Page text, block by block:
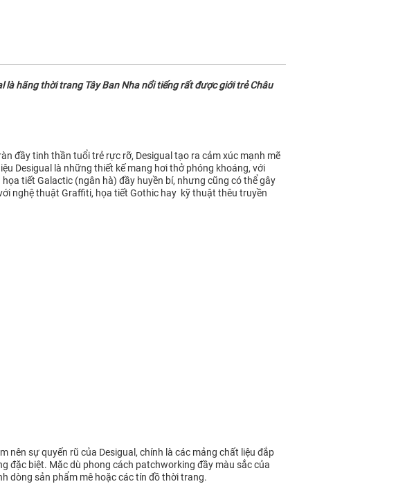
hãng thời trang Tây Ban Nha nổi tiếng rất được giới trẻ Châu
đầy tinh thần tuổi trẻ rực rỡ, Desigual tạo ra cảm xúc mạnh mẽ
Desigual là những thiết kế mang hơi thở phóng khoáng, với
tiết Galactic (ngân hà) đầy huyền bí, nhưng cũng có thể gây
nghệ thuật Graffiti, họa tiết Gothic hay kỹ thuật thêu truyền
nên sự quyến rũ của Desigual, chính là các mảng chất liệu đắp
đặc biệt. Mặc dù phong cách patchworking đầy màu sắc của
dòng sản phẩm mê hoặc các tín đồ thời trang.